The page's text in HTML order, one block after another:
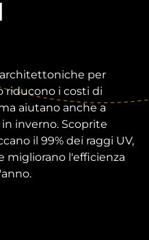
per
riducono i costi di
aiutano anche a
inverno. Scoprite
il 99% dei raggi UV,
migliorano l'efficienza